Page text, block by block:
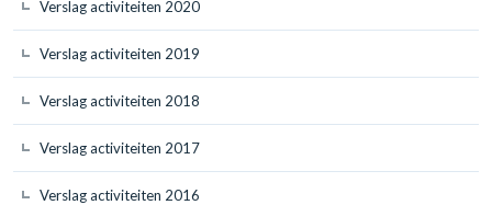
Verslag activiteiten 2020
Verslag activiteiten 2019
Verslag activiteiten 2018
Verslag activiteiten 2017
Verslag activiteiten 2016